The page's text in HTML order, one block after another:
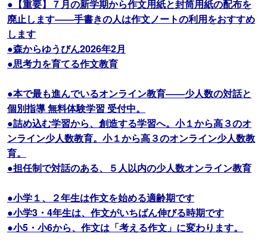
●【重要】７月の新学期から作文用紙と封筒用紙の配布を
廃止します――手書きの人は作文ノートの利用をおすすめ
します
●森からゆうびん2026年2月
●思考力を育てる作文教育
●本で最も進んでいるオンライン教育――少人数の対話と
個別指導 無料体験学習 受付中。
●詰め込む学習から、創造する学習へ。小１から高３のオ
ンライン少人数教育。小１から高３のオンライン少人数教
育。
●担任制で対話のある、５人以内の少人数オンライン教育
●小学１、２年生は作文を始める適齢期です
●小学3・4年生は、作文がいちばん伸びる時期です
●小5・小6から、作文は「考える作文」に変わります。